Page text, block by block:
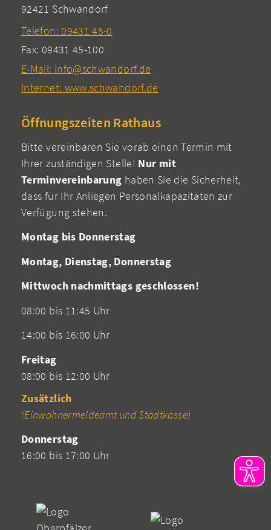
92421 Schwandorf
Telefon: 09431 45-0
Fax: 09431 45-100
E-Mail: info@schwandorf.de
Internet: www.schwandorf.de
Öffnungszeiten Rathaus
Bitte vereinbaren Sie vorab einen Termin mit
Ihrer zuständigen Stelle! Nur mit
Terminvereinbarung haben Sie die Sicherheit,
dass für Ihr Anliegen Personalkapazitäten zur
Verfügung stehen.
Montag bis Donnerstag
Montag, Dienstag, Donnerstag
Mittwoch nachmittags geschlossen!
08:00 bis 11:45 Uhr
14:00 bis 16:00 Uhr
Freitag
08:00 bis 12:00 Uhr
Zusätzlich
(Einwohnermeldeamt und Stadtkasse)
Donnerstag
16:00 bis 17:00 Uhr